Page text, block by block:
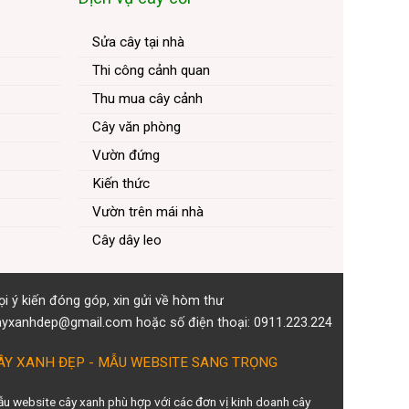
Sửa cây tại nhà
Thi công cảnh quan
Thu mua cây cảnh
Cây văn phòng
Vườn đứng
Kiến thức
Vườn trên mái nhà
Cây dây leo
ý kiến đóng góp, xin gửi về hòm thư
hoặc số điện thoại: 0911.223.224
XANH ĐẸP - MẪU WEBSITE SANG TRỌNG
website cây xanh phù hợp với các đơn vị kinh doanh cây